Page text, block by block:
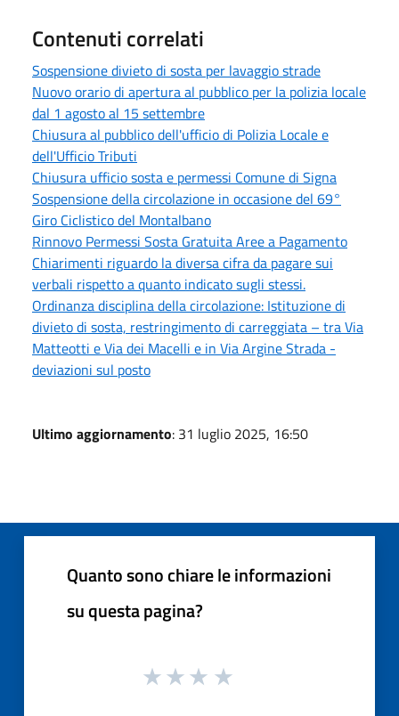
Contenuti correlati
Sospensione divieto di sosta per lavaggio strade
Nuovo orario di apertura al pubblico per la polizia locale
dal 1 agosto al 15 settembre
Chiusura al pubblico dell'ufficio di Polizia Locale e
dell'Ufficio Tributi
Chiusura ufficio sosta e permessi Comune di Signa
Sospensione della circolazione in occasione del 69°
Giro Ciclistico del Montalbano
Rinnovo Permessi Sosta Gratuita Aree a Pagamento
Chiarimenti riguardo la diversa cifra da pagare sui
verbali rispetto a quanto indicato sugli stessi.
Ordinanza disciplina della circolazione: Istituzione di
divieto di sosta, restringimento di carreggiata – tra Via
Matteotti e Via dei Macelli e in Via Argine Strada -
deviazioni sul posto
Ultimo aggiornamento: 31 luglio 2025, 16:50
Quanto sono chiare le informazioni
su questa pagina?